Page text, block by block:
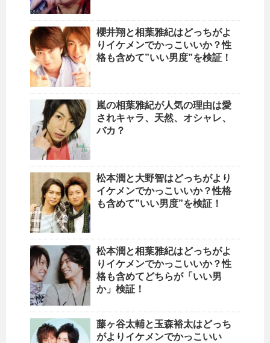
櫻井翔と相葉雅紀はどっちがよ
りイケメンでかっこいいか？性
格も含めて”いい男度”を検証！
嵐の相葉雅紀が人気の理由は愛
されキャラ、天然、オシャレ、
バカ？
松本潤と大野智はどっちがより
イケメンでかっこいいか？性格
も含めて”いい男度”を検証！
松本潤と相葉雅紀はどっちがよ
りイケメンでかっこいいか？性
格も含めてどちらが「いい男
か」検証！
藤ヶ谷太輔と玉森裕太はどっち
がよりイケメンでかっこいい